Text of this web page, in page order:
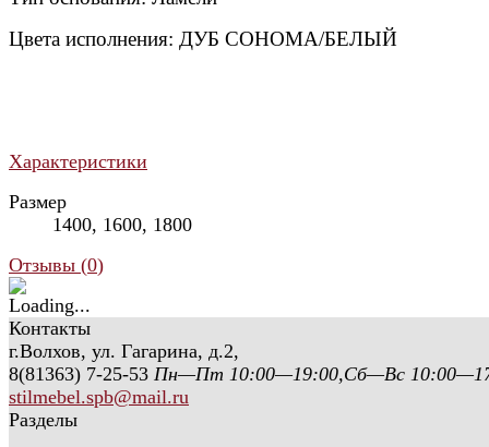
Цвета исполнения: ДУБ СОНОМА/БЕЛЫЙ
Характеристики
Размер
1400, 1600, 1800
Отзывы (0)
Контакты
г.Волхов, ул. Гагарина, д.2,
8(81363) 7-25-53 Пн—Пт 10:00—19:00,Сб—Вс
stilmebel.spb@mail.ru
Разделы